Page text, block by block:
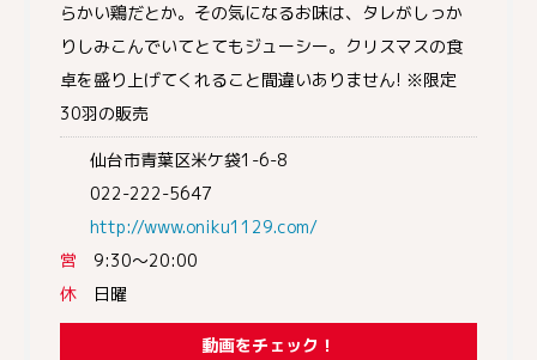
らかい鶏だとか。その気になるお味は、タレがしっか
りしみこんでいてとてもジューシー。クリスマスの食
卓を盛り上げてくれること間違いありません! ※限定
30羽の販売
仙台市青葉区米ケ袋1-6-8
022-222-5647
http://www.oniku1129.com/
営 9:30～20:00
休 日曜
動画をチェック！